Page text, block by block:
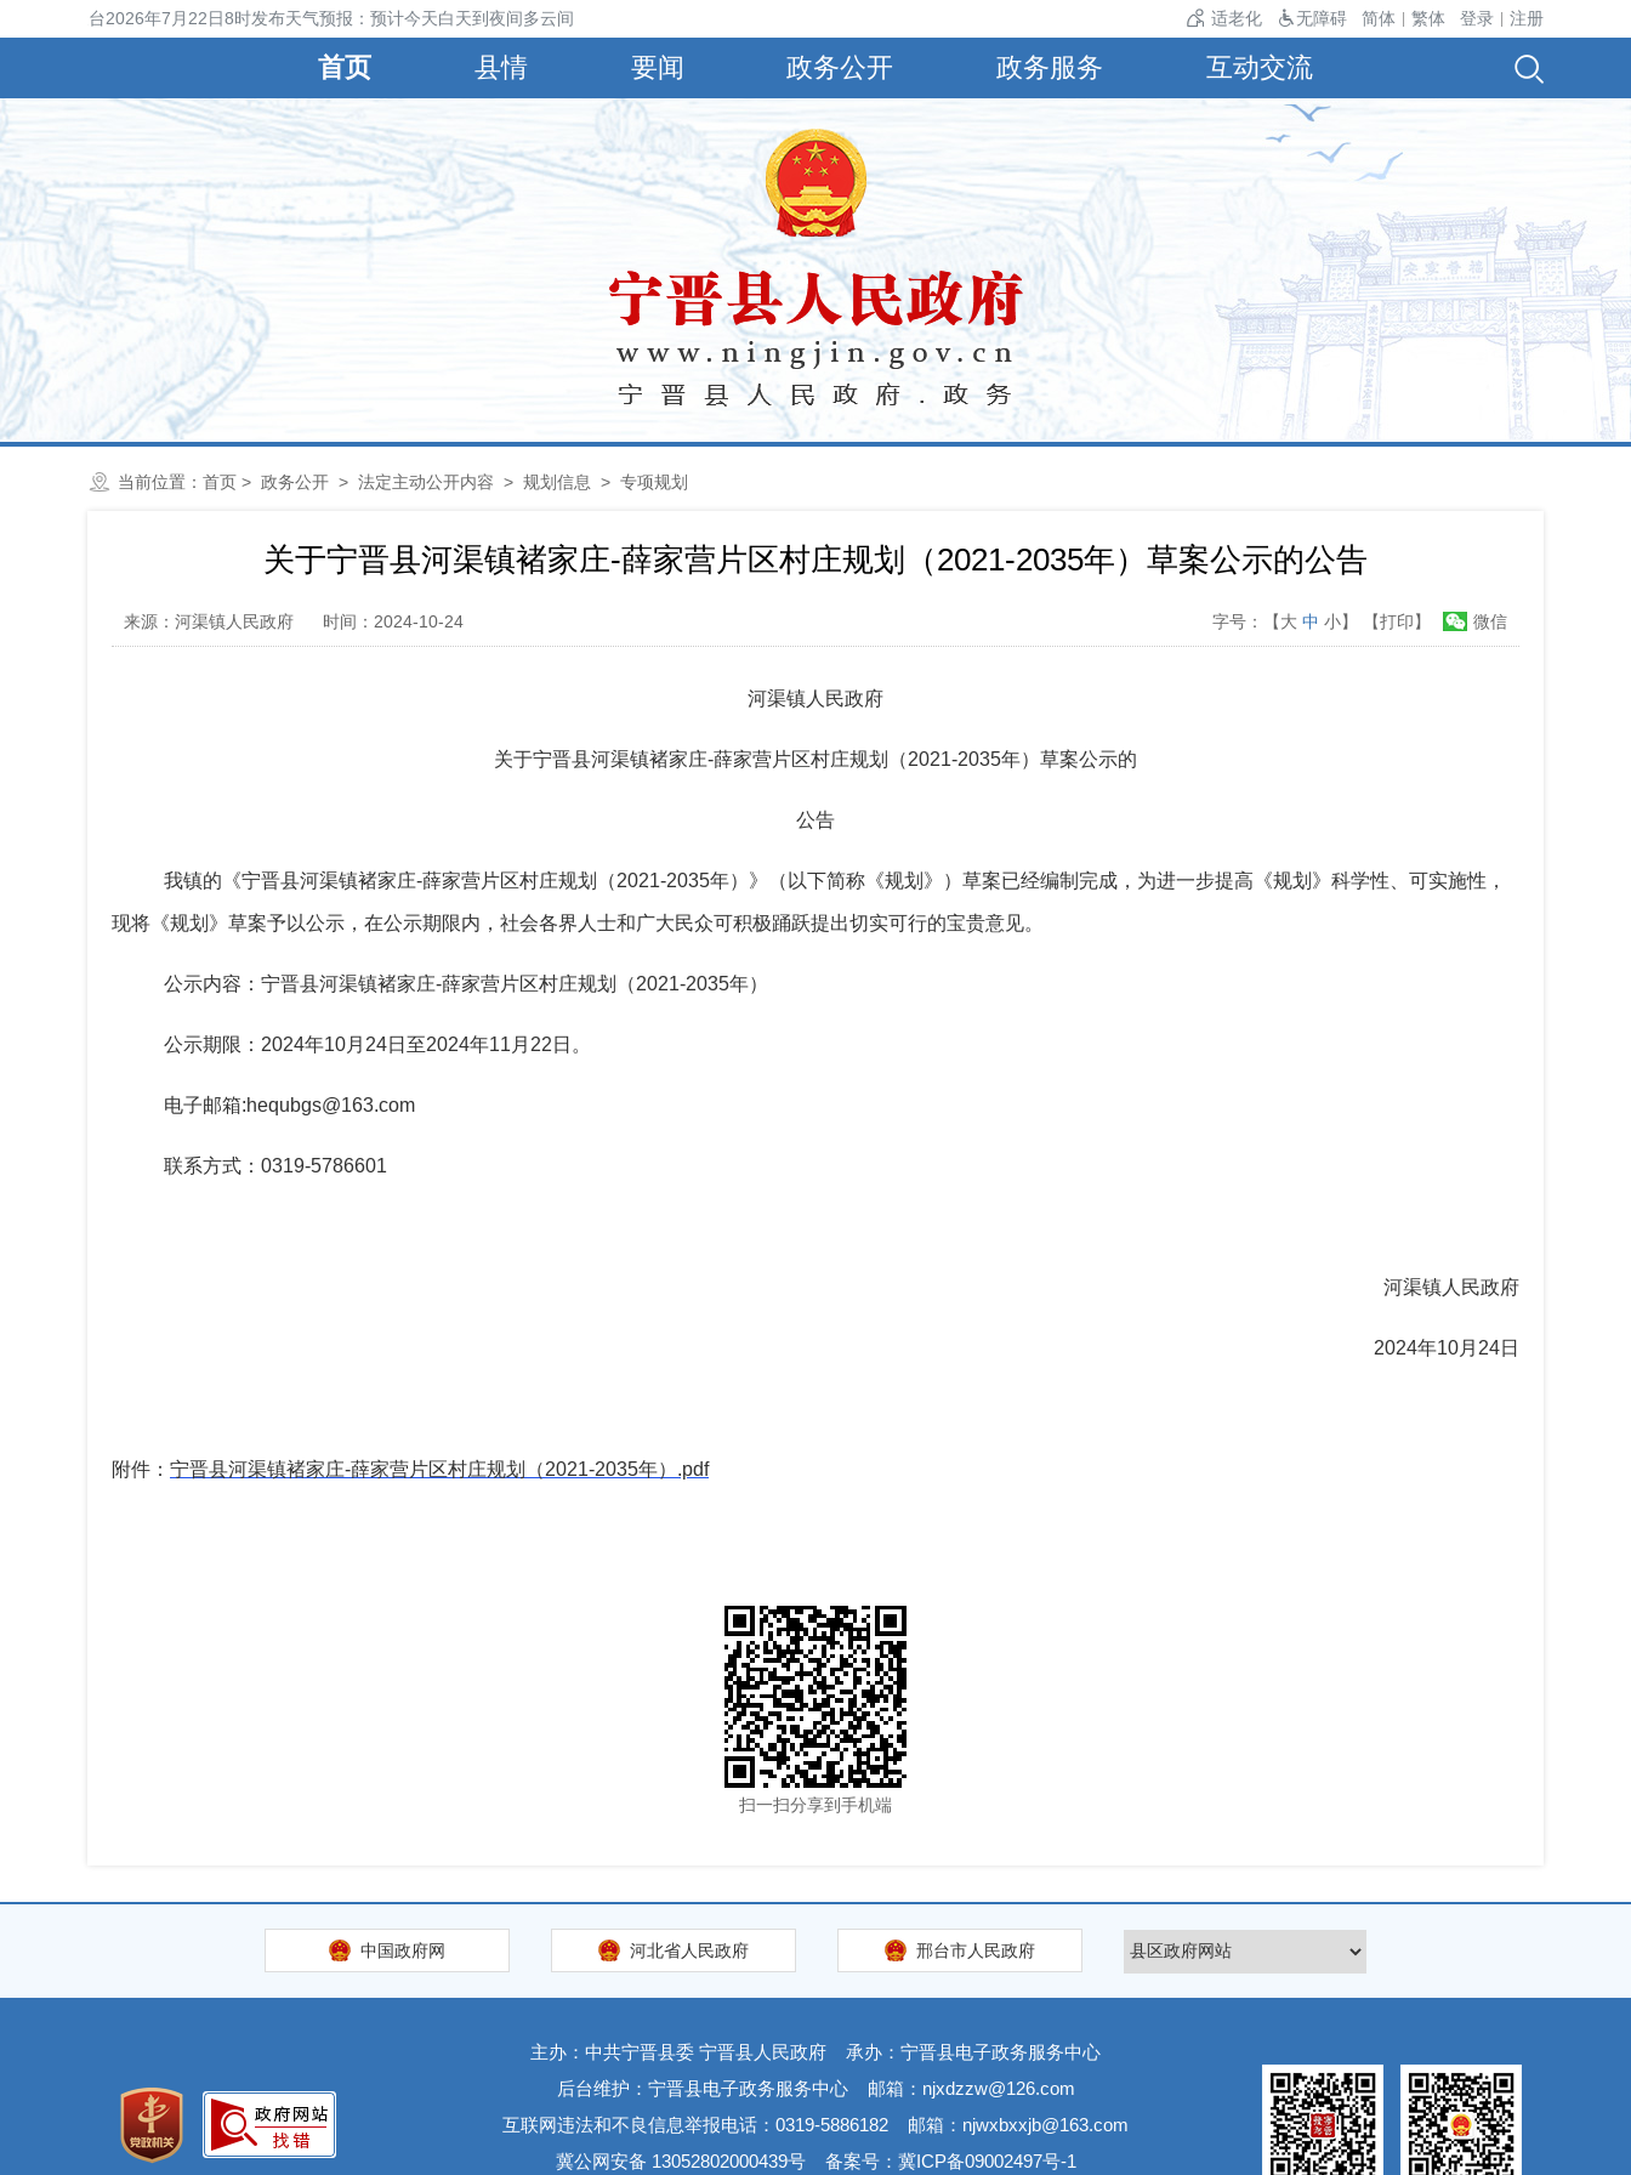
晋县气象台2026年7月22日8时发布天气预报：预计今天白天到夜间多云间阴，有小到中雨，偏南风4～5级，阵风6～8级，最高气温30℃，最低气温24℃。 适老化 无障碍 简体 繁体 登录 注册
首页 县情 要闻 政务公开 政务服务 互动交流
当前位置： 首页 > 政务公开 > 法定主动公开内容 > 规划信息 > 专项规划
关于宁晋县河渠镇褚家庄-薛家营片区村庄规划（2021-2035年）草案公示的公告
来源：河渠镇人民政府 时间：2024-10-24 微信
字号：【大 中 小】 【打印】
河渠镇人民政府
关于宁晋县河渠镇褚家庄-薛家营片区村庄规划（2021-2035年）草案公示的
公告
我镇的 《宁晋县河渠镇褚家庄-薛家营片区村庄规划（2021-2035年）》（以下简称《规划》） 草案已经编制完成， 为进一步提高《规划》科学性、可实施性，
现将 《规划》草案予以公示，在公示期限内， 社会各界人士和广大民众可积极踊跃提出切实可行的宝贵意见。
公示内容：宁晋县河渠镇褚家庄-薛家营片区村庄规划（2021-2035年）
公示期限： 2024年10月 24日至2024年11月 22 日。
电子邮箱:hequbgs@163.com
联系方式： 0319-5786601
河渠镇人民政府
2024年10月 24日
附件： 宁晋县河渠镇褚家庄-薛家营片区村庄规划（2021-2035年）.pdf
扫一扫分享到手机端
中国政府网 河北省人民政府 邢台市人民政府
主办：中共宁晋县委 宁晋县人民政府
承办：宁晋县电子政务服务中心
后台维护：宁晋县电子政务服务中心
邮箱：njxdzzw@126.com
互联网违法和不良信息举报电话：0319-5886182
邮箱：njwxbxxjb@163.com
冀公网安备 13052802000439号
备案号：冀ICP备09002497号-1